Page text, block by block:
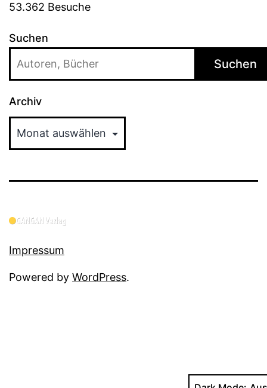
53.362 Besuche
Suchen
Suchen
Archiv
Impressum
Powered by WordPress.